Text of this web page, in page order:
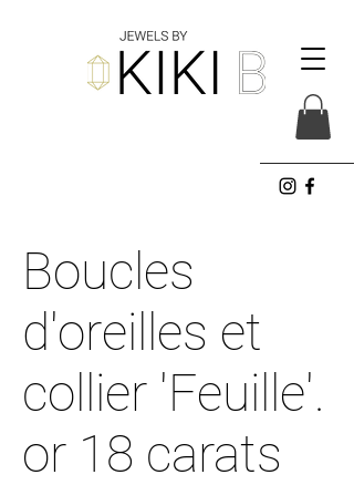
Boucles
d'oreilles et
collier 'Feuille'.
or 18 carats